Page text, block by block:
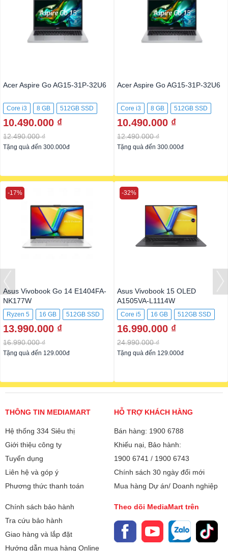
Acer Aspire Go AG15-31P-32U6
Core i3 8 GB 512GB SSD
10.490.000 ₫
12.490.000 ₫
Tặng quà đến 300.000đ
Acer Aspire Go AG15-31P-32U6
Core i3 8 GB 512GB SSD
10.490.000 ₫
12.490.000 ₫
Tặng quà đến 300.000đ
Asus Vivobook Go 14 E1404FA-
NK177W
Ryzen 5 16 GB 512GB SSD
13.990.000 ₫
16.990.000 ₫
-17%
Tặng quà đến 129.000đ
Asus Vivobook 15 OLED
A1505VA-L1114W
Core i5 16 GB 512GB SSD
16.990.000 ₫
24.990.000 ₫
-32%
Tặng quà đến 129.000đ
THÔNG TIN MEDIAMART
Hệ thống 334 Siêu thị
Giới thiệu công ty
Tuyển dụng
Liên hệ và góp ý
Phương thức thanh toán
HỖ TRỢ KHÁCH HÀNG
Bán hàng: 1900 6788
Khiếu nại, Bảo hành:
1900 6741 / 1900 6743
Chính sách 30 ngày đổi mới
Mua hàng Dự án/ Doanh nghiệp
Chính sách bảo hành
Tra cứu bảo hành
Giao hàng và lắp đặt
Hướng dẫn mua hàng Online
Theo dõi MediaMart trên